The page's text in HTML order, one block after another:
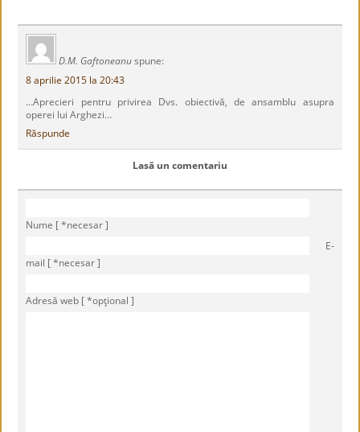
D.M. Gaftoneanu spune:
8 aprilie 2015 la 20:43
…Aprecieri pentru privirea Dvs. obiectivă, de ansamblu asupra
operei lui Arghezi…
Răspunde
Lasă un comentariu
Nume [ *necesar ]
E-
mail [ *necesar ]
Adresă web [ *opţional ]